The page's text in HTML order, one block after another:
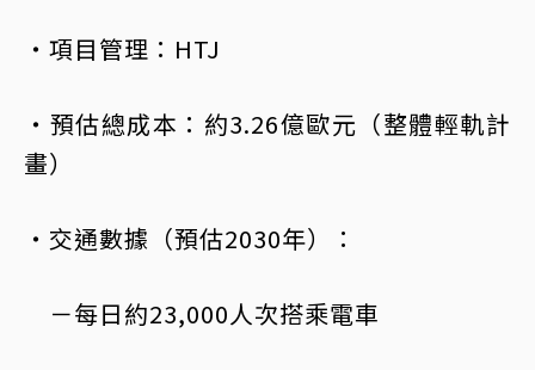
・項目管理：HTJ
・預估總成本：約3.26億歐元（整體輕軌計
畫）
・交通數據（預估2030年）：
－每日約23,000人次搭乘電車